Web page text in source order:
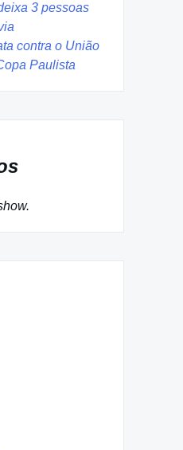
3 pessoas
contra o União
Paulista